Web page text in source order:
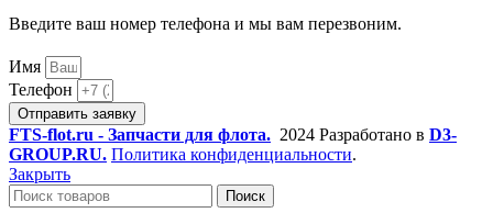
Введите ваш номер телефона и мы вам перезвоним.
Имя
Телефон
Отправить заявку
FTS-flot.ru - Запчасти для флота. 2024 Разработано в D3-
GROUP.RU. Политика конфиденциальности.
Закрыть
Поиск